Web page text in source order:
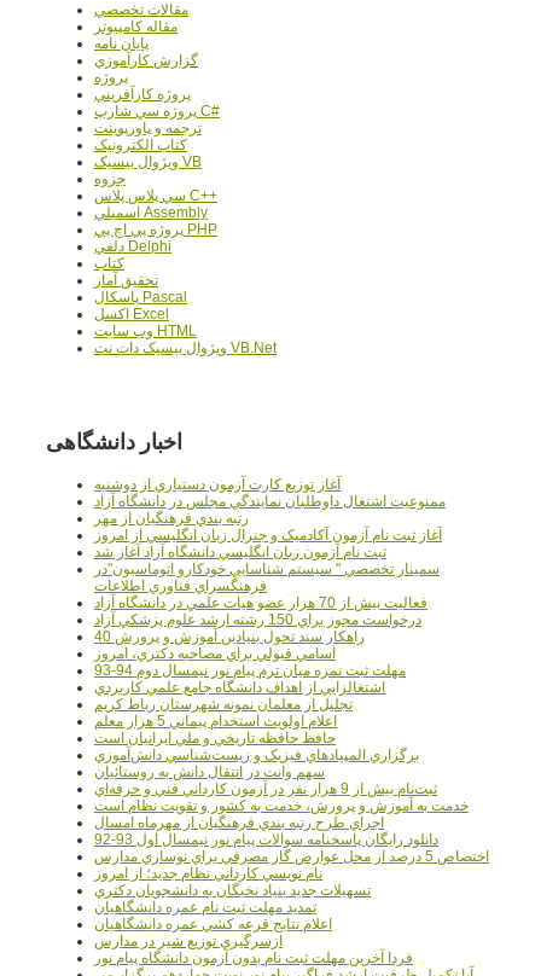
مقالات تخصصي
مقاله کامپیوتر
پایان نامه
گزارش کارآموزي
پروژه
پروژه کارآفريني
پروژه سي شارپ C#
ترجمه و پاورپوينت
کتاب الکترونيک
ويژوال بيسيک VB
جزوه
سي پلاس پلاس C++
اسمبلي Assembly
پروژه پي اچ پي PHP
دلفي Delphi
کتاب
تحقيق آمار
پاسکال Pascal
اکسل Excel
وب سايت HTML
ويژوال بيسيک دات نت VB.Net
اخبار دانشگاهی
آغاز توزيع کارت آزمون دستياري از دوشنبه
ممنوعيت اشتغال داوطلبان نمايندگي مجلس در دانشگاه آزاد
رتبه بندي فرهنگيان از مهر
آغاز ثبت نام آزمون آکادميک و جنرال زبان انگليسي از امروز
ثبت نام آزمون زبان انگليسي دانشگاه آزاد آغاز شد
سمينار تخصصي " سيستم شناسايي خودکارو اتوماسيون"در
فرهنگسراي فناوري اطلاعات
فعاليت بيش از 70 هزار عضو هيات علمي در دانشگاه آزاد
درخواست مجوز براي 150 رشته ارشد علوم پزشکي آزاد
40 راهکار سند تحول بنيادين آموزش و پرورش
اسامي قبولي براي مصاحبه دکتري، امروز
مهلت ثبت نمره میان ترم پیام نور نیمسال دوم 94-93
اشتغالزايي از اهداف دانشگاه جامع علمي کاربردي
تجليل از معلمان نمونه شهرستان رباط کريم
اعلام اولويت استخدام پيماني 5 هزار معلم
حافظ حافظه تاريخي و ملي ايرانيان است
برگزاري المپيادهاي فيزيک و زيست‌شناسي دانش‌آموزي
سهم وانت در انتقال دانش به روستائيان
ثبت‌نام بيش از 9 هزار نفر در آزمون کارداني فني و حرفه‌اي
خدمت به آموزش و پرورش، خدمت به کشور و تقويت نظام است
اجراي طرح رتبه بندي فرهنگيان از مهرماه امسال
دانلود رایگان پاسخنامه سوالات پیام نور نیمسال اول 93-92
اختصاص 5 درصد از محل عوارض گاز مصرفي براي نوسازي مدارس
نام نويسي کارداني نظام جديد؛ از امروز
تسهيلات جديد بنياد نخبگان به دانشجويان دکتري
تمديد مهلت ثبت نام عمره دانشگاهيان
اعلام نتايج قرعه کشي عمره دانشگاهيان
ازسرگيري توزيع شير در مدارس
فردا آخرین مهلت ثبت نام بدون آزمون دانشگاه پیام نور